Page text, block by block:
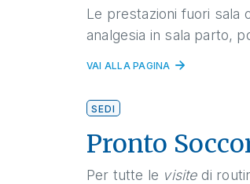
Le prestazioni fuori sala
analgesia in sala parto,
VAI ALLA PAGINA
SEDI
Pronto
Per tutte le visitedi